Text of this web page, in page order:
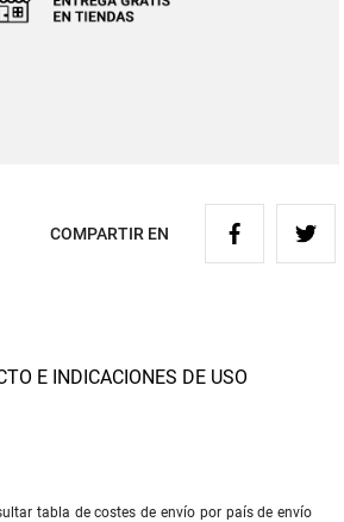
COMPARTIR EN
E INDICACIONES DE USO
tabla de costes de envío por país de envío